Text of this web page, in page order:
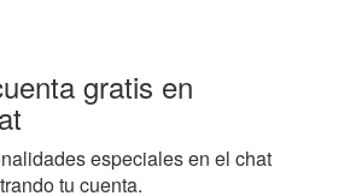
gratis en
especiales en el chat
tu cuenta.